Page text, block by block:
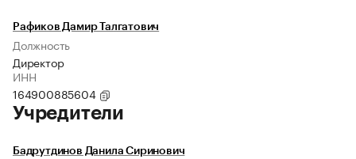
Рафиков Дамир Талгатович
Должность
Директор
ИНН
164900885604
Учредители
Бадрутдинов Данила Сиринович